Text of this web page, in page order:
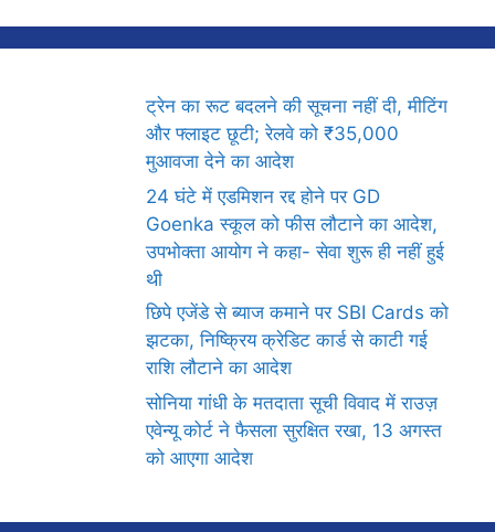
ट्रेन का रूट बदलने की सूचना नहीं दी, मीटिंग
और फ्लाइट छूटी; रेलवे को ₹35,000
मुआवजा देने का आदेश
24 घंटे में एडमिशन रद्द होने पर GD
Goenka स्कूल को फीस लौटाने का आदेश,
उपभोक्ता आयोग ने कहा- सेवा शुरू ही नहीं हुई
थी
छिपे एजेंडे से ब्याज कमाने पर SBI Cards को
झटका, निष्क्रिय क्रेडिट कार्ड से काटी गई
राशि लौटाने का आदेश
सोनिया गांधी के मतदाता सूची विवाद में राउज़
एवेन्यू कोर्ट ने फैसला सुरक्षित रखा, 13 अगस्त
को आएगा आदेश